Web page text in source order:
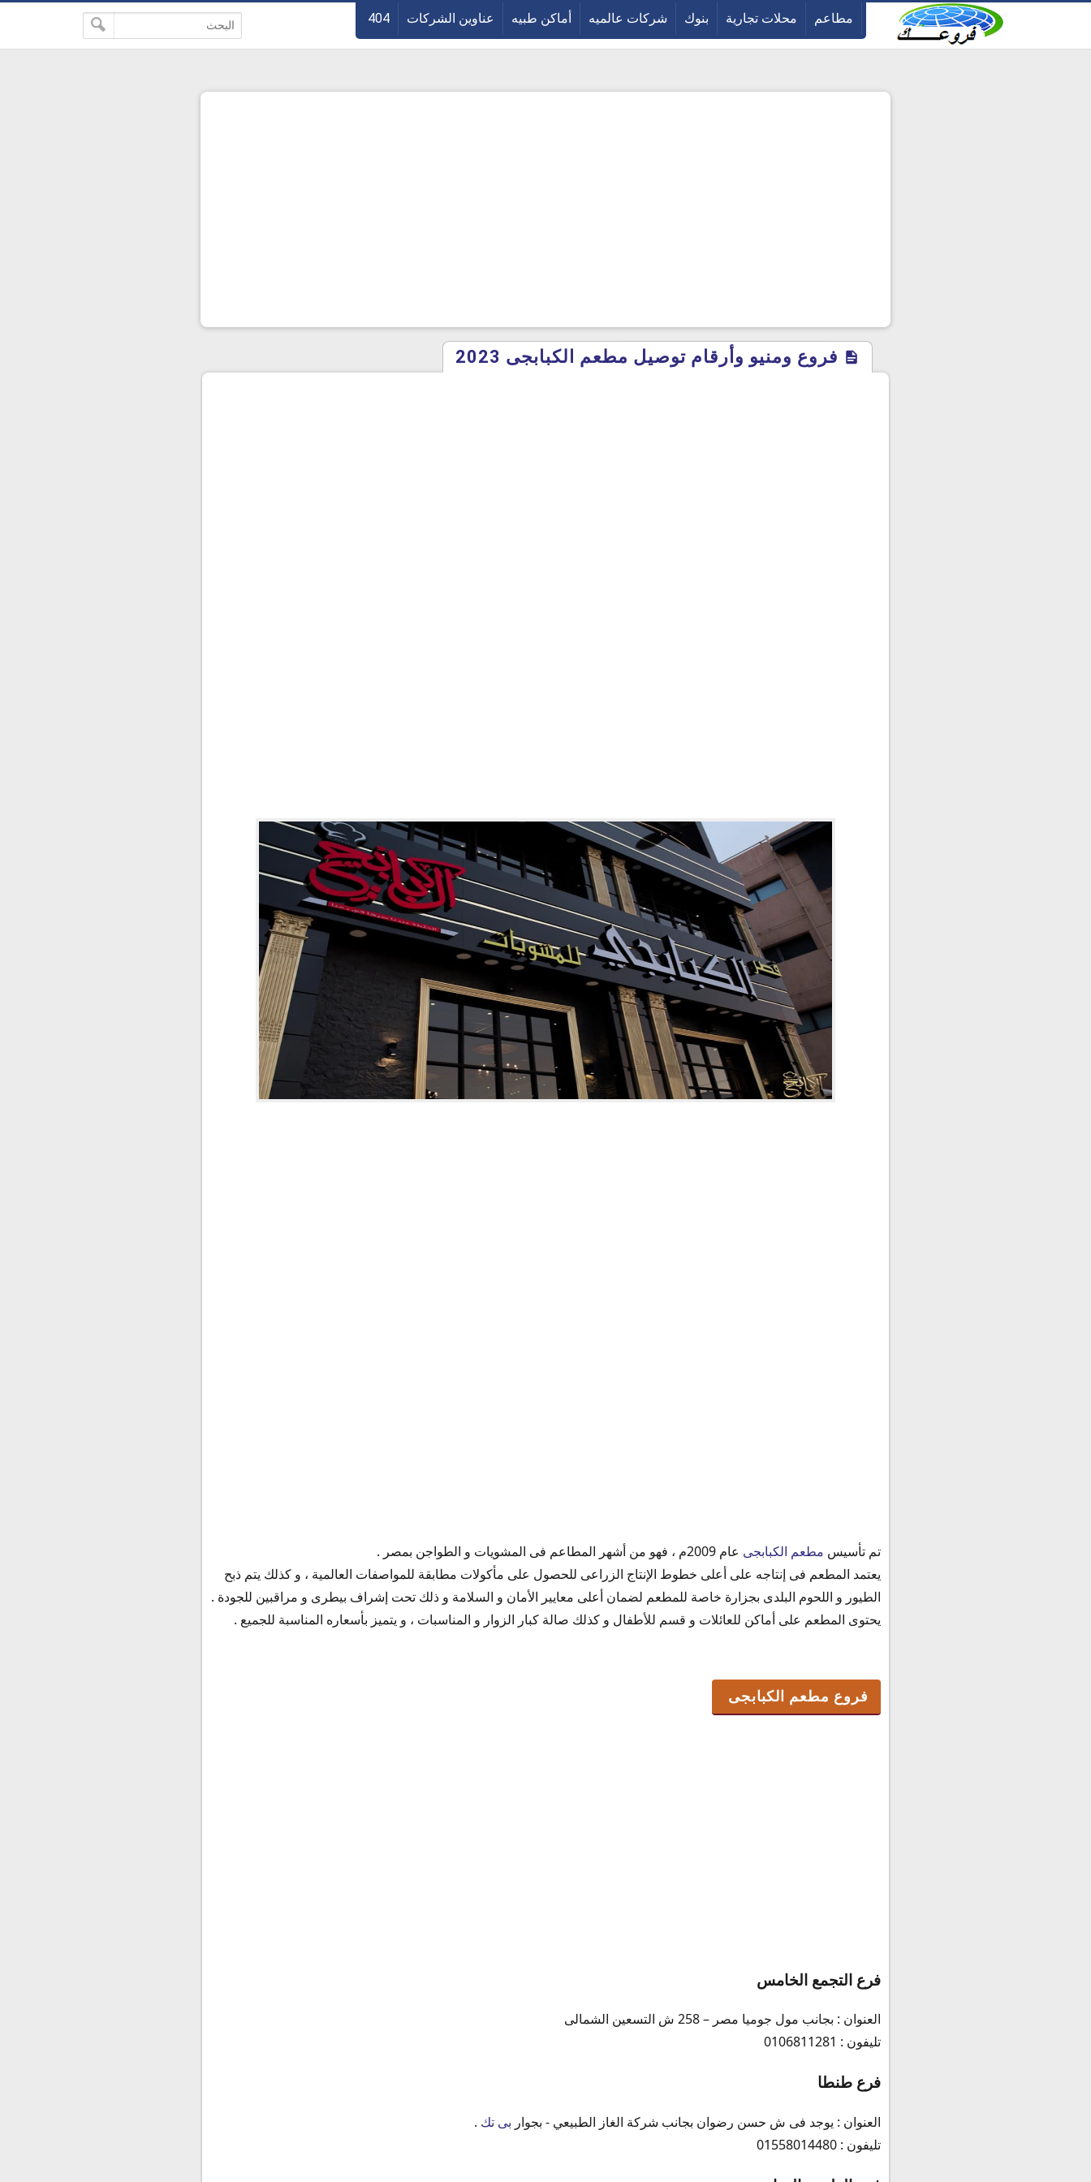
مطاعم محلات تجارية بنوك شركات عالميه أماكن طبيه عناوين الشركات 404
فروع ومنيو وأرقام توصيل مطعم الكبابجى 2023
فروع مطعم الكبابجى
فرع التجمع الخامس
فرع طنطا
فرع الطريق الزراعى
فروع الكبابجى بالغربية
مطعم الكبابجى الساحل الشمالى
طلبات خاصة بالحجز المسبق على الطريقة البدوية مثل :
قسم الأكل البدوى مثل :
قسم الطواجن :
قسم الطاسة مثل:
المقبلات :
قسم السلطات :
تم تأسيس مطعم الكبابجى عام 2009م ، فهو من أشهر المطاعم فى المشويات و الطواجن بمصر .
يعتمد المطعم فى إنتاجه على أعلى خطوط الإنتاج الزراعى للحصول على مأكولات مطابقة للمواصفات العالمية ، و كذلك يتم ذبح
الطيور و اللحوم البلدى بجزارة خاصة للمطعم لضمان أعلى معايير الأمان و السلامة و ذلك تحت إشراف بيطرى و مراقبين للجودة .
يحتوى المطعم على أماكن للعائلات و قسم للأطفال و كذلك صالة كبار الزوار و المناسبات ، و يتميز بأسعاره المناسبة للجميع .
فروع مطعم الكبابجى
فرع التجمع الخامس
العنوان : بجانب مول جوميا مصر – 258 ش التسعين الشمالى
تليفون : 0106811281
فرع طنطا
العنوان : يوجد فى ش حسن رضوان بجانب شركة الغاز الطبيعي - بجوار بى تك .
تليفون : 01558014480